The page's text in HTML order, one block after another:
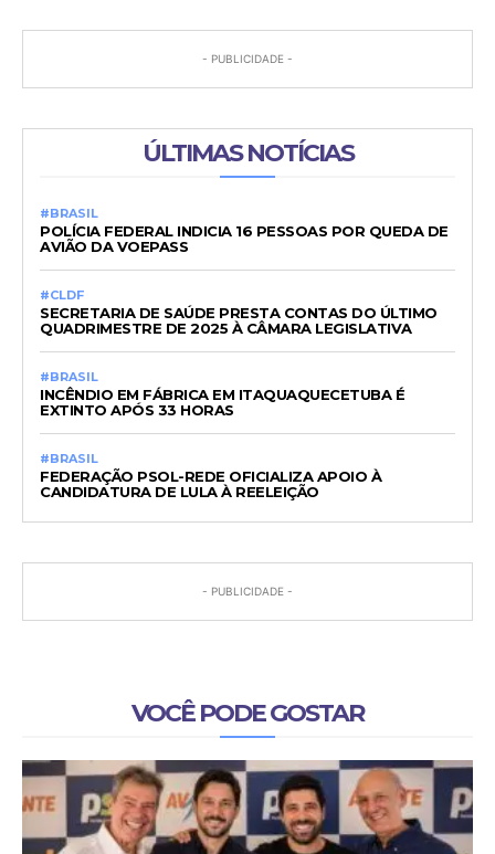
- PUBLICIDADE -
ÚLTIMAS NOTÍCIAS
#BRASIL
POLÍCIA FEDERAL INDICIA 16 PESSOAS POR QUEDA DE
AVIÃO DA VOEPASS
#CLDF
SECRETARIA DE SAÚDE PRESTA CONTAS DO ÚLTIMO
QUADRIMESTRE DE 2025 À CÂMARA LEGISLATIVA
#BRASIL
INCÊNDIO EM FÁBRICA EM ITAQUAQUECETUBA É
EXTINTO APÓS 33 HORAS
#BRASIL
FEDERAÇÃO PSOL-REDE OFICIALIZA APOIO À
CANDIDATURA DE LULA À REELEIÇÃO
- PUBLICIDADE -
VOCÊ PODE GOSTAR